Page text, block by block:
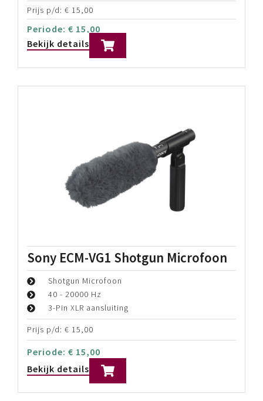
Prijs p/d: € 15,00
Periode: € 15,00
Bekijk details
Sony ECM-VG1 Shotgun Microfoon
Shotgun Microfoon
40 - 20000 Hz
3-Pin XLR aansluiting
Prijs p/d: € 15,00
Periode: € 15,00
Bekijk details